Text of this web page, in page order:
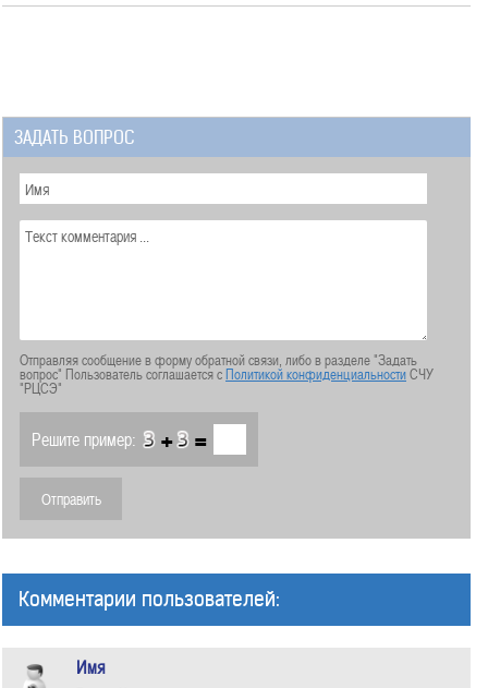
ЗАДАТЬ ВОПРОС
Отправляя сообщение в форму обратной связи, либо в разделе "Задать
вопрос" Пользователь соглашается сПолитикой конфиденциальностиСЧУ
"РЦСЭ"
Решите пример: + =
Комментарии пользователей:
Имя